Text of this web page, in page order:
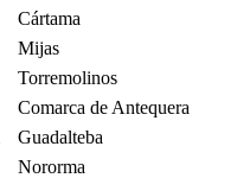
Cártama
Mijas
Torremolinos
Comarca de Antequera
Guadalteba
Nororma